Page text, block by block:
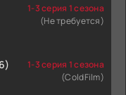
1-3 серия 1 сезона
(Не требуется)
1-3 серия 1 сезона
(ColdFilm)